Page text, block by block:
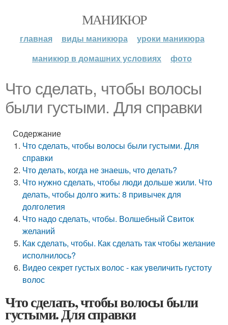
МАНИКЮР
главная виды маникюра
уроки маникюра
маникюр в домашних условиях
фото
Что сделать, чтобы волосы
были густыми. Для справки
Содержание
Что сделать, чтобы волосы были густыми. Для
справки
Что делать, когда не знаешь, что делать?
Что нужно сделать, чтобы люди дольше жили. Что
делать, чтобы долго жить: 8 привычек для
долголетия
Что надо сделать, чтобы. Волшебный Свиток
желаний
Как сделать, чтобы. Как сделать так чтобы желание
исполнилось?
Видео секрет густых волос - как увеличить густоту
волос
Что сделать, чтобы волосы были
густыми. Для справки